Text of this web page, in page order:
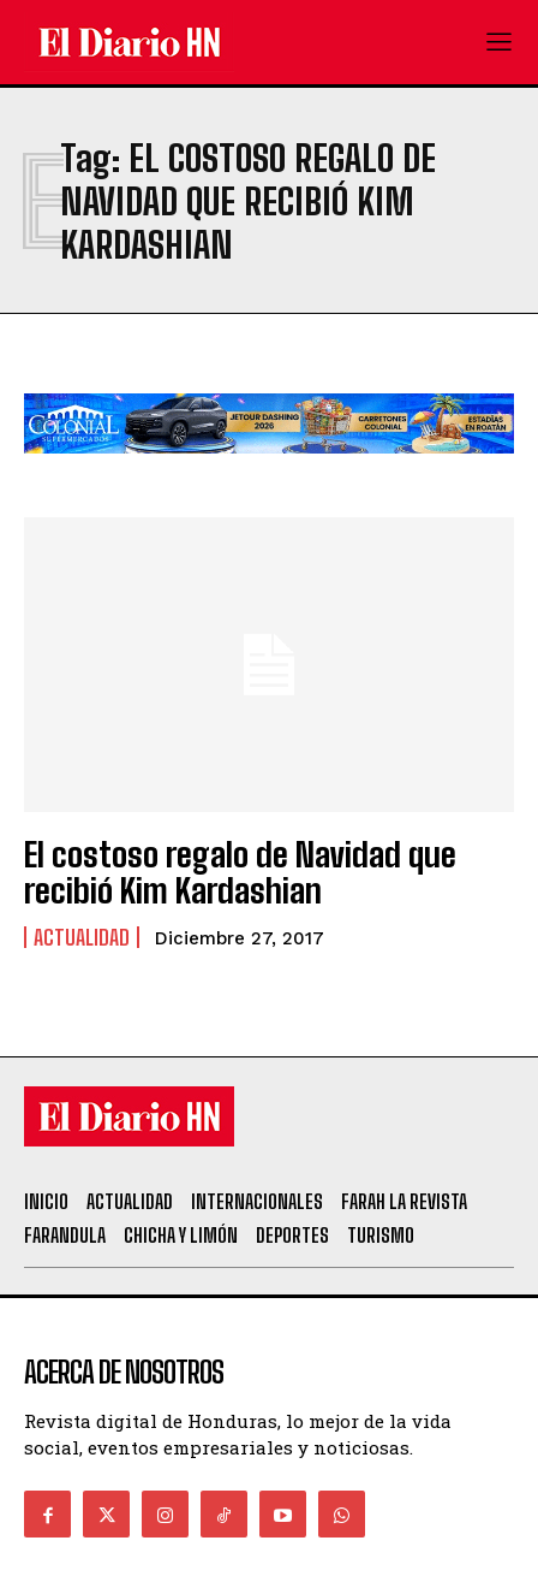
Tag: EL COSTOSO REGALO DE
NAVIDAD QUE RECIBIÓ KIM
KARDASHIAN
E
El costoso regalo de Navidad que
recibió Kim Kardashian
ACTUALIDAD Diciembre 27, 2017
INICIO ACTUALIDAD INTERNACIONALES
FARAH LA REVISTA
FARANDULA
CHICHA Y LIMÓN DEPORTES TURISMO
ACERCA DE NOSOTROS
Revista digital de Honduras, lo mejor de la vida
social, eventos empresariales y noticiosas.